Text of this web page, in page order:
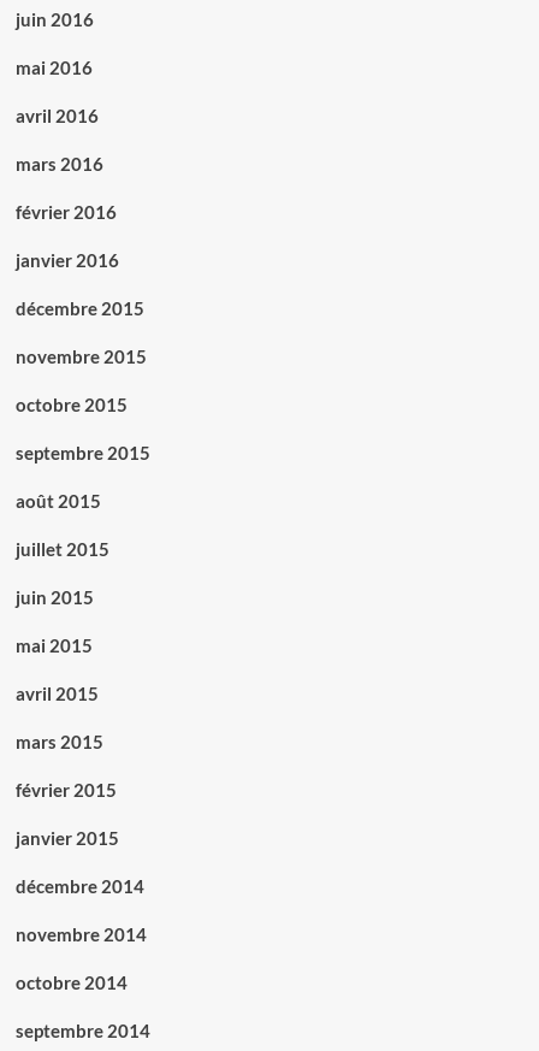
juin 2016
mai 2016
avril 2016
mars 2016
février 2016
janvier 2016
décembre 2015
novembre 2015
octobre 2015
septembre 2015
août 2015
juillet 2015
juin 2015
mai 2015
avril 2015
mars 2015
février 2015
janvier 2015
décembre 2014
novembre 2014
octobre 2014
septembre 2014